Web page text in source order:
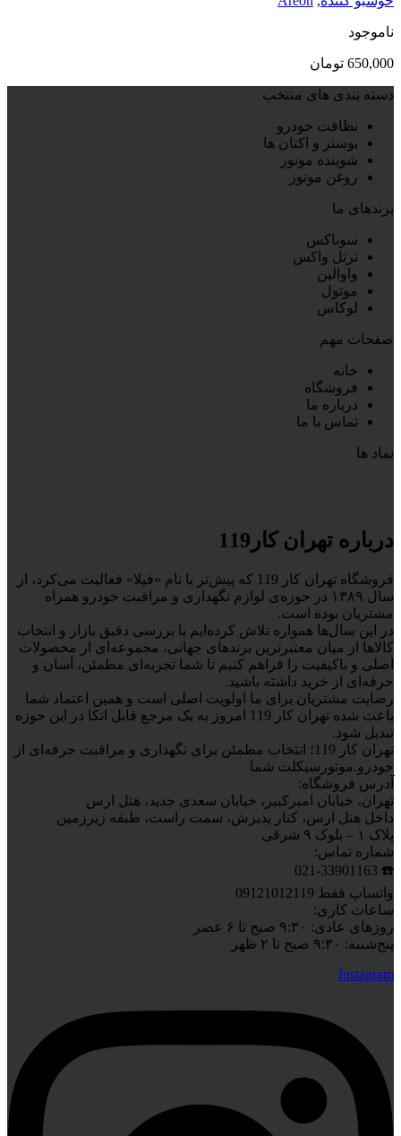
ناموجود
650,000 تومان
دسته بندی های منتخب
نظافت خودرو
بوستر و اکتان ها
شوینده موتور
روغن موتور
برندهای ما
سوناکس
ترتل واکس
واوالین
موتول
لوکاس
صفحات مهم
خانه
فروشگاه
درباره ما
تماس با ما
نماد ها
درباره تهران کار119
فروشگاه تهران کار 119 که پیش‌تر با نام «فیلا» فعالیت می‌کرد، از
سال ۱۳۸۹ در حوزه‌ی لوازم نگهداری و مراقبت خودرو همراه
مشتریان بوده است.
در این سال‌ها همواره تلاش کرده‌ایم با بررسی دقیق بازار و انتخاب
کالاها از میان معتبرترین برندهای جهانی، مجموعه‌ای از محصولات
اصلی و باکیفیت را فراهم کنیم تا شما تجربه‌ای مطمئن، آسان و
حرفه‌ای از خرید داشته باشید.
رضایت مشتریان برای ما اولویت اصلی است و همین اعتماد شما
باعث شده تهران کار 119 امروز به یک مرجع قابل اتکا در این حوزه
تبدیل شود.
تهران کار 119؛ انتخاب مطمئن برای نگهداری و مراقبت حرفه‌ای از
خودرو.موتورسیکلت شما
آدرس فروشگاه:
تهران، خیابان امیرکبیر، خیابان سعدی جدید، هتل ارس
داخل هتل ارس، کنار پذیرش، سمت راست، طبقه زیرزمین
پلاک ۱ – بلوک ۹ شرقی
شماره تماس:
☎️ 021-33901163
واتساپ فقط 09121012119
ساعات کاری:
روزهای عادی: ۹:۳۰ صبح تا ۶ عصر
پنج‌شنبه: ۹:۳۰ صبح تا ۲ ظهر
Instagram